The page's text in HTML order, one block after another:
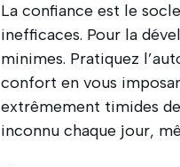
La confiance est le
inefficaces. Pour la
minimes. Pratiquez
confort en vous
extrêmement timides
inconnu chaque jour,